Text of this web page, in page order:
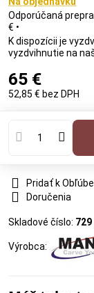
€ •
vyzdvihnutie na
65 €
52,85 € bez DPH
Pridať k
Doručenia
Skladové číslo: 729
Výrobca: